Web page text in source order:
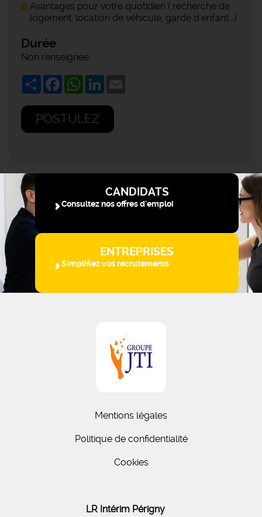
Avantages pour votre quotidien ( recherche de
logement, location de véhicule, garde d'enfant...)
Durée
Non renseignée
ShareFacebookWhatsApp
LinkedIn
POSTULEZ
CANDIDATS
Consultez nos offres d'emploi
ENTREPRISES
Simplifiez vos recrutements
Mentions légales
Politique de confidentialité
Cookies
LR Intérim Périgny